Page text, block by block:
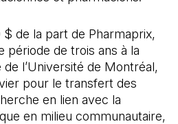
de la part de Pharmaprix,
période de trois ans à la
l’Université de Montréal,
pour le transfert des
en lien avec la
en milieu communautaire,